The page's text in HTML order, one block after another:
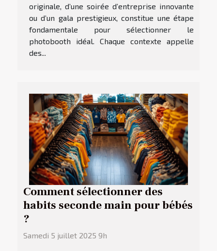
originale, d’une soirée d’entreprise innovante
ou d’un gala prestigieux, constitue une étape
fondamentale pour sélectionner le
photobooth idéal. Chaque contexte appelle
des...
Comment sélectionner des
habits seconde main pour bébés
?
Samedi 5 juillet 2025 9h